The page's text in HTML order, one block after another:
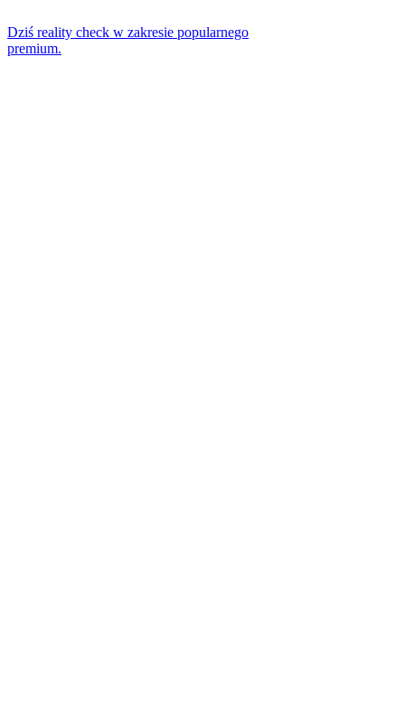
Dziś reality check w zakresie popularnego
premium.